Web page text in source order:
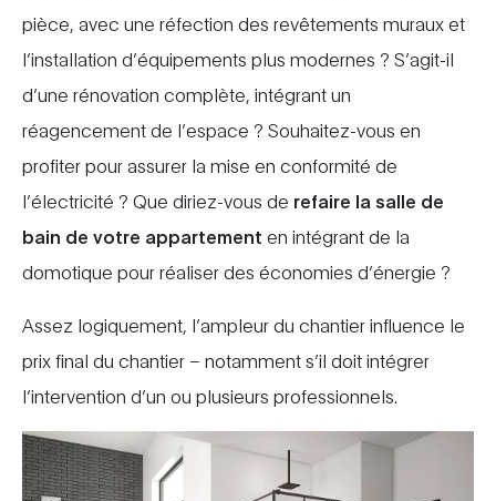
pièce, avec une réfection des revêtements muraux et
l’installation d’équipements plus modernes ? S’agit-il
d’une rénovation complète, intégrant un
réagencement de l’espace ? Souhaitez-vous en
profiter pour assurer la mise en conformité de
l’électricité ? Que diriez-vous de refaire la salle de
bain de votre appartement en intégrant de la
domotique pour réaliser des économies d’énergie ?
Assez logiquement, l’ampleur du chantier influence le
prix final du chantier – notamment s’il doit intégrer
l’intervention d’un ou plusieurs professionnels.